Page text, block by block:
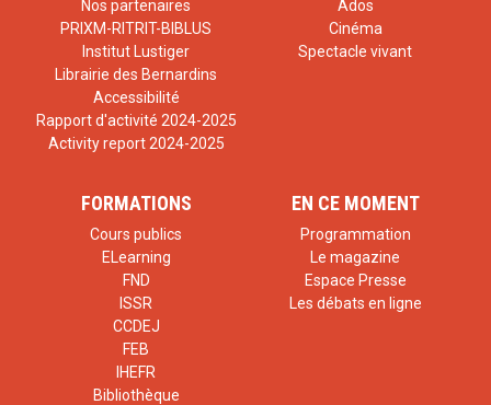
Nos partenaires
PRIXM-RITRIT-BIBLUS
Institut Lustiger
Librairie des Bernardins
Accessibilité
Rapport d'activité 2024-2025
Activity report 2024-2025
Ados
Cinéma
Spectacle vivant
FORMATIONS
Cours publics
ELearning
FND
ISSR
CCDEJ
FEB
IHEFR
Bibliothèque
EN CE MOMENT
Programmation
Le magazine
Espace Presse
Les débats en ligne